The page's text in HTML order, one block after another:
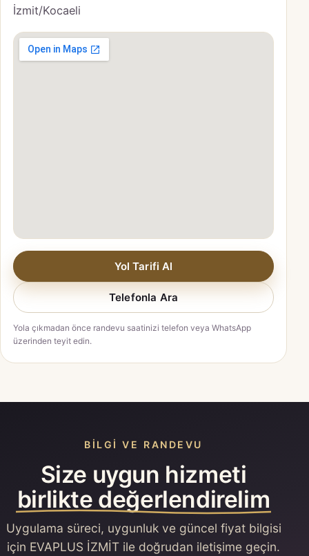
İzmit/Kocaeli
Yol Tarifi Al
Telefonla Ara
Yola çıkmadan önce randevu saatinizi telefon veya WhatsApp
üzerinden teyit edin.
BILGI VE RANDEVU
Size uygun hizmeti
birlikte değerlendirelim
Uygulama süreci, uygunluk ve güncel fiyat bilgisi
için EVAPLUS İZMİT ile doğrudan iletişime geçin.